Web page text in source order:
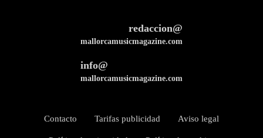
redaccion@
mallorcamusicmagazine.com
info@
mallorcamusicmagazine.com
Contacto Tarifas publicidad Aviso legal